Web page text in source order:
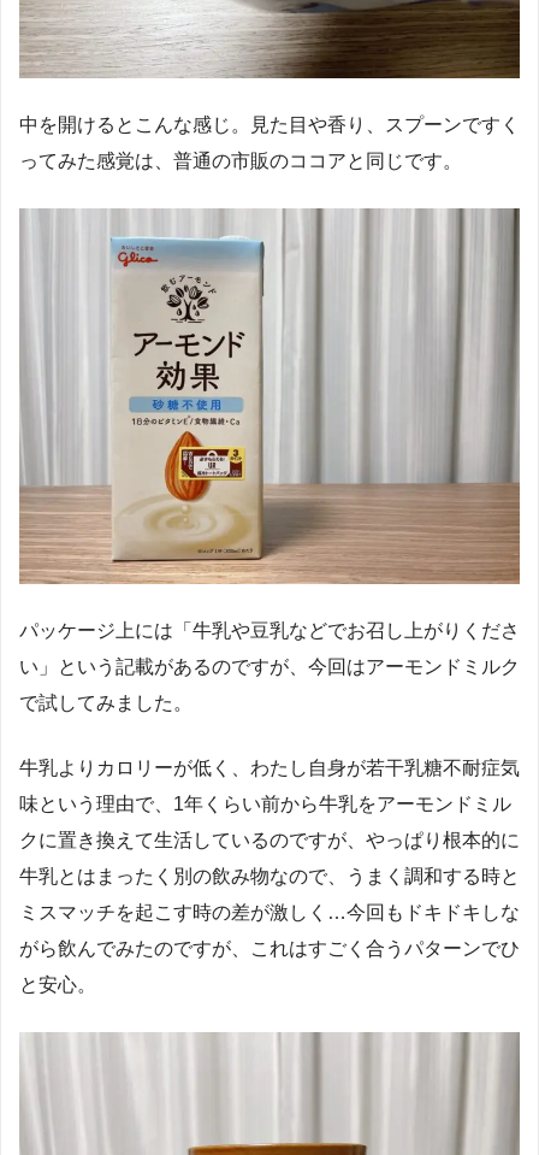
中を開けるとこんな感じ。見た目や香り、スプーンですく
ってみた感覚は、普通の市販のココアと同じです。
パッケージ上には「牛乳や豆乳などでお召し上がりくださ
い」という記載があるのですが、今回はアーモンドミルク
で試してみました。
牛乳よりカロリーが低く、わたし自身が若干乳糖不耐症気
味という理由で、1年くらい前から牛乳をアーモンドミル
クに置き換えて生活しているのですが、やっぱり根本的に
牛乳とはまったく別の飲み物なので、うまく調和する時と
ミスマッチを起こす時の差が激しく…今回もドキドキしな
がら飲んでみたのですが、これはすごく合うパターンでひ
と安心。